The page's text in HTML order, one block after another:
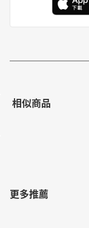
相似商品
更多推薦